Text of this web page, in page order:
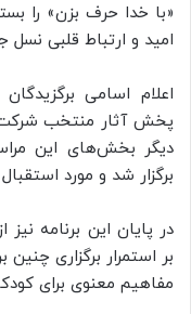
«با خدا حرف بزن» را
امید و ارتباط قلبی نسل
اعلام اسامی
پخش آثار منتخب
دیگر بخش‌های این
برگزار شد و مورد
در پایان این برنامه
بر استمرار برگزاری
مفاهیم معنوی برای